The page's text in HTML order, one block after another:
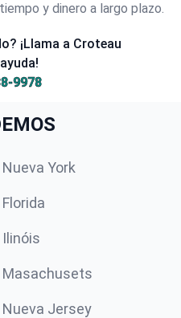
y dinero a largo plazo.
¡Llama a Croteau
9978
Nueva York
Florida
Ilinóis
Masachusets
Nueva Jersey